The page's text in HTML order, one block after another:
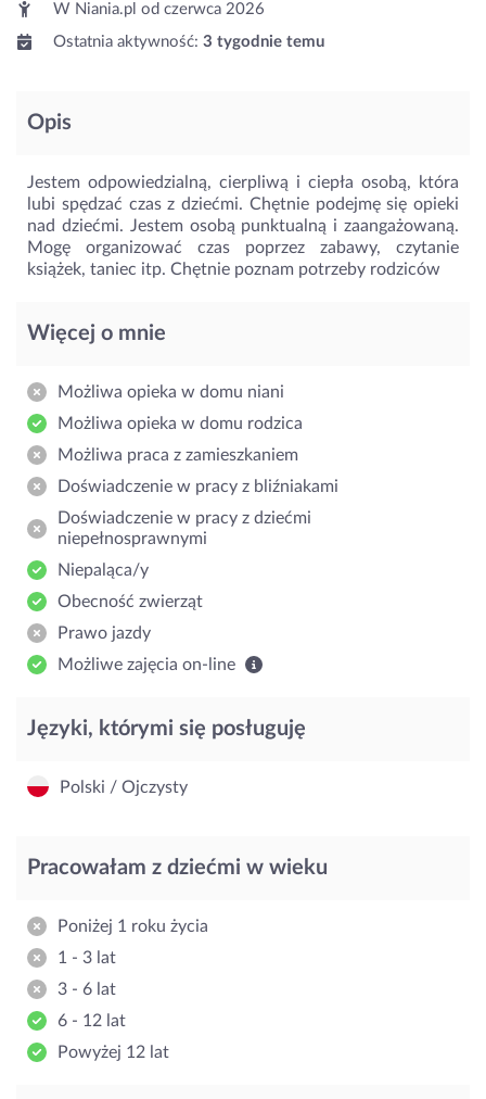
W Niania.pl od czerwca 2026
Ostatnia aktywność: 3 tygodnie temu
Opis
Jestem odpowiedzialną, cierpliwą i ciepła osobą, która
lubi spędzać czas z dziećmi. Chętnie podejmę się opieki
nad dziećmi. Jestem osobą punktualną i zaangażowaną.
Mogę organizować czas poprzez zabawy, czytanie
książek, taniec itp. Chętnie poznam potrzeby rodziców
Więcej o mnie
Możliwa opieka w domu niani
Możliwa opieka w domu rodzica
Możliwa praca z zamieszkaniem
Doświadczenie w pracy z bliźniakami
Doświadczenie w pracy z dziećmi
niepełnosprawnymi
Niepaląca/y
Obecność zwierząt
Prawo jazdy
Możliwe zajęcia on-line
Języki, którymi się posługuję
Polski / Ojczysty
Pracowałam z dziećmi w wieku
Poniżej 1 roku życia
1 - 3 lat
3 - 6 lat
6 - 12 lat
Powyżej 12 lat